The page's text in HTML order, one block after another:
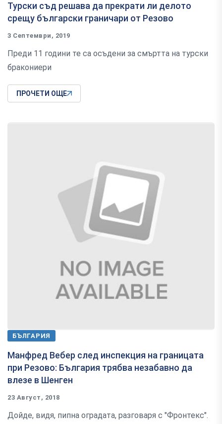
Турски съд решава да прекрати ли делото
срещу български граничари от Резово
3 Септември, 2019
Преди 11 години те са осъдени за смъртта на турски
бракониери
ПРОЧЕТИ ОЩЕ
БЪЛГАРИЯ
Манфред Вебер след инспекция на границата
при Резово: България трябва незабавно да
влезе в Шенген
23 Август, 2018
Дойде, видя, пипна оградата, разговаря с "Фронтекс".